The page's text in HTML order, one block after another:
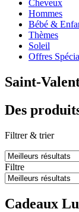
Cheveux
Hommes
Bébé &
Thèmes
Soleil
Offres
Saint-
Des
Filtrer & trier
Filtre
Cadeaux